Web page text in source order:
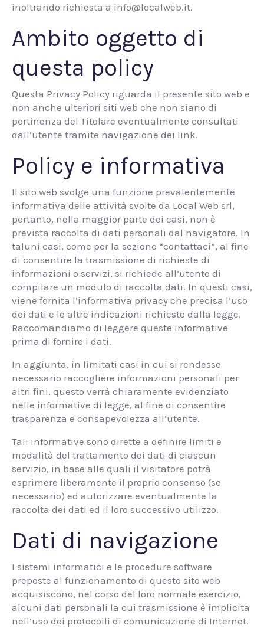
inoltrando richiesta a info@localweb.it.
Ambito oggetto di
questa policy
Questa Privacy Policy riguarda il presente sito web e
non anche ulteriori siti web che non siano di
pertinenza del Titolare eventualmente consultati
dall’utente tramite navigazione dei link.
Policy e informativa
Il sito web svolge una funzione prevalentemente
informativa delle attività svolte da Local Web srl,
pertanto, nella maggior parte dei casi, non è
prevista raccolta di dati personali dal navigatore. In
taluni casi, come per la sezione “contattaci”, al fine
di consentire la trasmissione di richieste di
informazioni o servizi, si richiede all’utente di
compilare un modulo di raccolta dati. In questi casi,
viene fornita l’informativa privacy che precisa l’uso
dei dati e le altre indicazioni richieste dalla legge.
Raccomandiamo di leggere queste informative
prima di fornire i dati.
In aggiunta, in limitati casi in cui si rendesse
necessario raccogliere informazioni personali per
altri fini, questo verrà chiaramente evidenziato
nelle informative di legge, al fine di consentire
trasparenza e consapevolezza all’utente.
Tali informative sono dirette a definire limiti e
modalità del trattamento dei dati di ciascun
servizio, in base alle quali il visitatore potrà
esprimere liberamente il proprio consenso (se
necessario) ed autorizzare eventualmente la
raccolta dei dati ed il loro successivo utilizzo.
Dati di navigazione
I sistemi informatici e le procedure software
preposte al funzionamento di questo sito web
acquisiscono, nel corso del loro normale esercizio,
alcuni dati personali la cui trasmissione è implicita
nell’uso dei protocolli di comunicazione di Internet.